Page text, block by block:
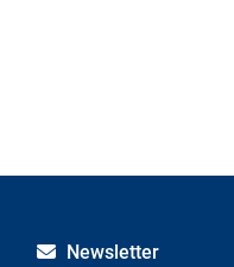
Newsletter